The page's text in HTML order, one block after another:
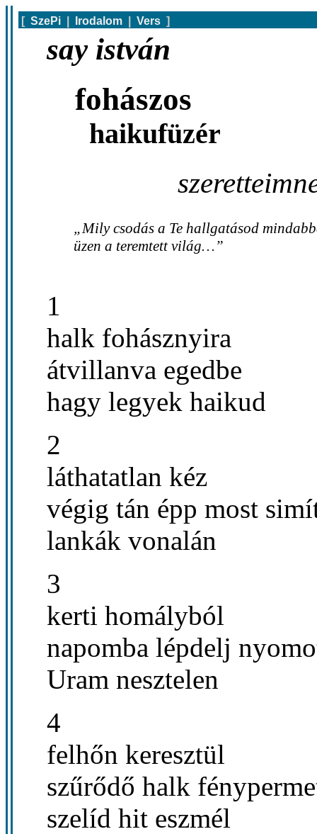
[ SzePi Irodalom Vers ]
say istván
fohászos
haikufüzér
„Mily csodás a Te hallgatásod
üzen a teremtett világ…”
1
halk fohásznyira
átvillanva egedbe
hagy legyek haikud
2
láthatatlan kéz
végig tán épp most
lankák vonalán
3
kerti homályból
napomba lépdelj
Uram nesztelen
4
felhőn keresztül
szűrődő halk
szelíd hit eszmél